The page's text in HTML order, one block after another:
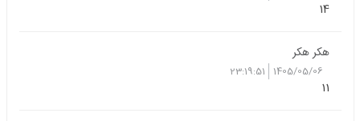
14
هکر هکر
1405/05/06
23:19:51
11